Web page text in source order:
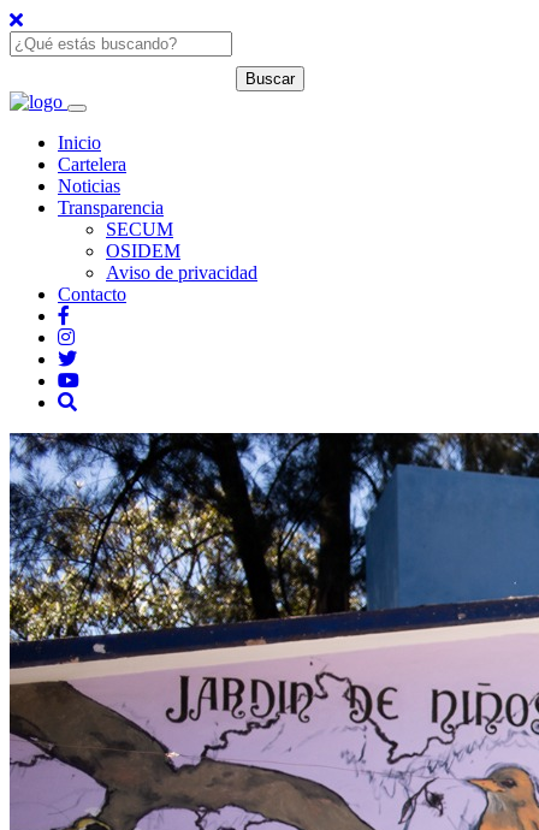
Inicio
Cartelera
Noticias
Transparencia
SECUM
OSIDEM
Aviso de privacidad
Contacto